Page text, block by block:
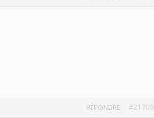
#21709
RÉPONDRE